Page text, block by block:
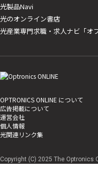
光製品Navi
光のオンライン書店
光産業専門求職・求人ナビ「オ
OPTRONICS ONLINE について
広告掲載について
運営会社
個人情報
光関連リンク集
Copyright (C) 2025 The Optronics